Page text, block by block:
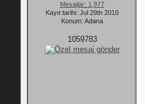
Mesajlar: 1,977
Kayıt tarihi: Jul 29th 2010
Konum: Adana
1059783